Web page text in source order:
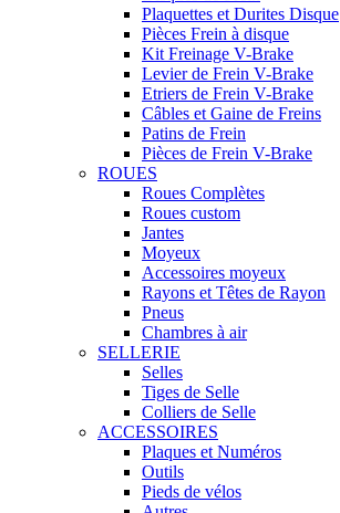
Plaquettes et Durites Disque
Pièces Frein à disque
Kit Freinage V-Brake
Levier de Frein V-Brake
Etriers de Frein V-Brake
Câbles et Gaine de Freins
Patins de Frein
Pièces de Frein V-Brake
ROUES
Roues Complètes
Roues custom
Jantes
Moyeux
Accessoires moyeux
Rayons et Têtes de Rayon
Pneus
Chambres à air
SELLERIE
Selles
Tiges de Selle
Colliers de Selle
ACCESSOIRES
Plaques et Numéros
Outils
Pieds de vélos